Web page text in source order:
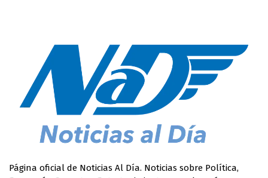
Página oficial de Noticias Al Día. Noticias sobre Política,